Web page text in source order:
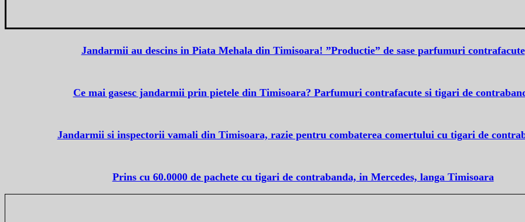
Jandarmii au descins in Piata Mehala din Timisoara! ”Productie” de sase parfumuri contrafacute
Ce mai gasesc jandarmii prin pietele din Timisoara? Parfumuri contrafacute si tigari de
Jandarmii si inspectorii vamali din Timisoara, razie pentru combaterea comertului cu tigari de
Prins cu 60.0000 de pachete cu tigari de contrabanda, in Mercedes, langa Timisoara